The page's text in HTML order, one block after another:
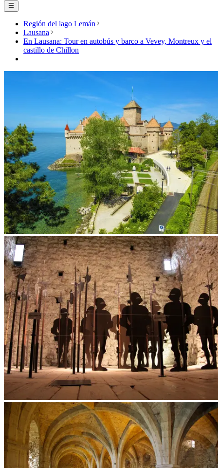
Región del lago Lemán
Lausana
En Lausana: Tour en autobús y barco a Vevey, Montreux y el
castillo de Chillon